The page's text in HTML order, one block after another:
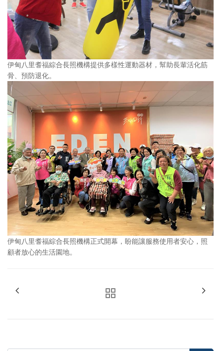
伊甸八里耆福綜合長照機構提供多樣性運動器材，幫助長輩活化筋
骨、預防退化。
伊甸八里耆福綜合長照機構正式開幕，盼能讓服務使用者安心，照
顧者放心的生活園地。